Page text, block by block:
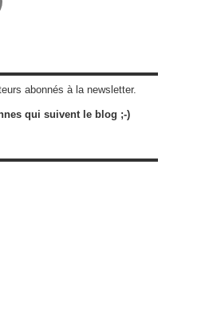
abonnés à la newsletter.
qui suivent le blog ;-)